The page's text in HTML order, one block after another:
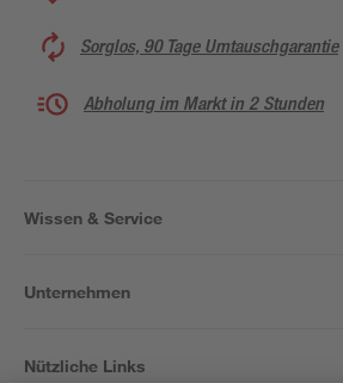
Sorglos, 90 Tage Umtauschgarantie
Abholung im Markt in 2 Stunden
Wissen & Service
Unternehmen
Nützliche Links